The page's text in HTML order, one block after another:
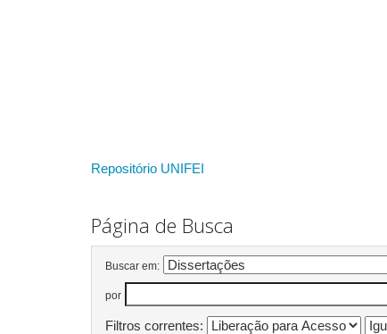
Repositório UNIFEI
Página de Busca
Buscar em:
por
Filtros correntes: